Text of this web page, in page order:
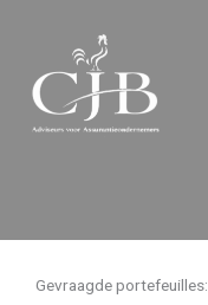
inhoud
Gevraagde portefeuilles: